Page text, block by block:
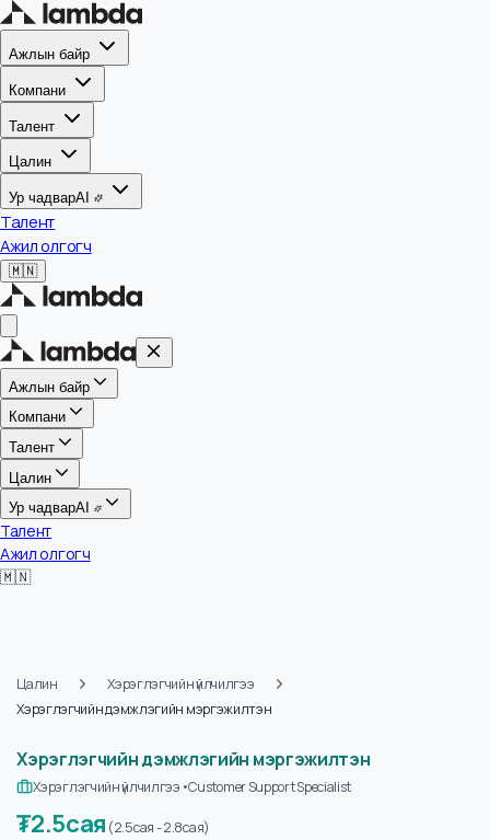
Ажлын байр
Компани
Талент
Цалин
Ур чадварAI
Талент
Ажил олгогч
🇲🇳
Ажлын байр
Компани
Талент
Цалин
Ур чадвар
Талент
Ажил олгогч
Цалин Хэрэглэгчийн үйлчилгээ
Хэрэглэгчийн дэмжлэгийн мэргэжилтэн
Хэрэглэгчийн үйлчилгээ•Customer Support Specialist